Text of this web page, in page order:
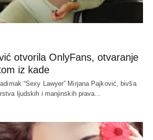
otvorila OnlyFans, otvaranje
iz kade
“Sexy Lawyer” Mirjana Pajković, bivša
ljudskih i manjinskih prava…